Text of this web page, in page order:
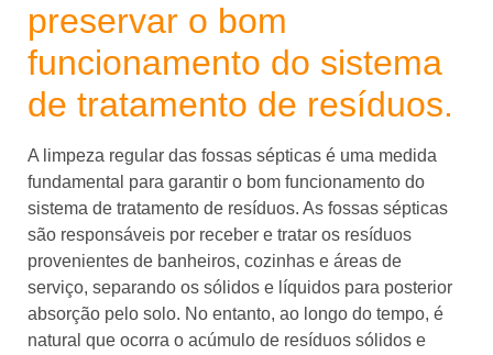
preservar o bom
funcionamento do sistema
de tratamento de resíduos.
A limpeza regular das fossas sépticas é uma medida
fundamental para garantir o bom funcionamento do
sistema de tratamento de resíduos. As fossas sépticas
são responsáveis por receber e tratar os resíduos
provenientes de banheiros, cozinhas e áreas de
serviço, separando os sólidos e líquidos para posterior
absorção pelo solo. No entanto, ao longo do tempo, é
natural que ocorra o acúmulo de resíduos sólidos e